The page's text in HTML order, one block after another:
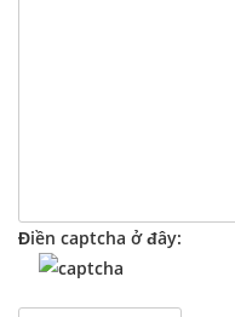
Điền captcha ở đây: